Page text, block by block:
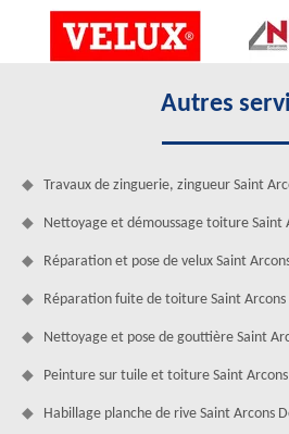
Autres
Travaux de zinguerie, zingueur Saint
Nettoyage et démoussage toiture Saint
Réparation et pose de velux Saint
Réparation fuite de toiture Saint Arcons
Nettoyage et pose de gouttière Saint
Peinture sur tuile et toiture Saint
Habillage planche de rive Saint Arcons